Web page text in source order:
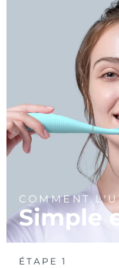
COMMENT
Simple
ÉTAPE 1